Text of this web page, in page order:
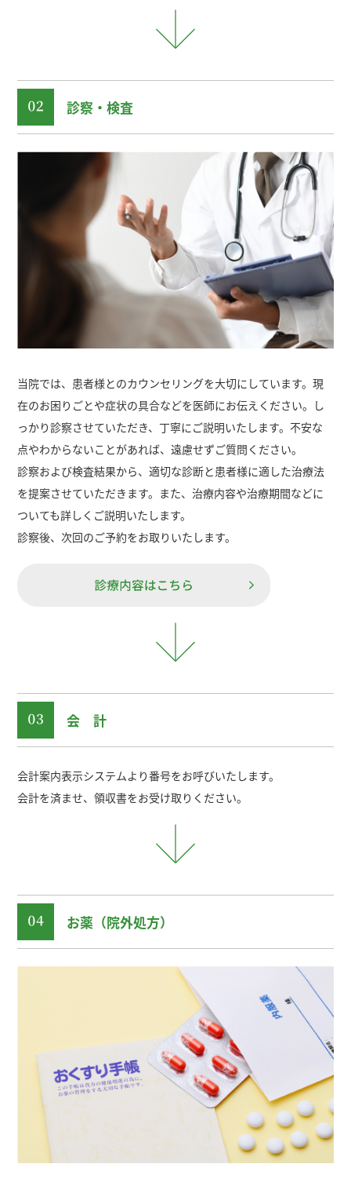
診察・検査
当院では、患者様とのカウンセリングを大切にしています。現
在のお困りごとや症状の具合などを医師にお伝えください。し
っかり診察させていただき、丁寧にご説明いたします。不安な
点やわからないことがあれば、遠慮せずご質問ください。
診察および検査結果から、適切な診断と患者様に適した治療法
を提案させていただきます。また、治療内容や治療期間などに
ついても詳しくご説明いたします。
診察後、次回のご予約をお取りいたします。
会 計
会計案内表示システムより番号をお呼びいたします。
会計を済ませ、領収書をお受け取りください。
お薬（院外処方）